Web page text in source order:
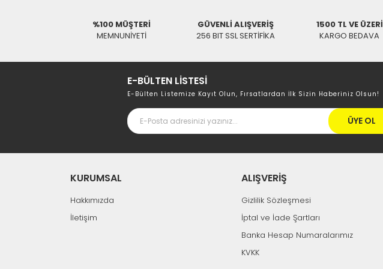
%100 MÜŞTERİ
MEMNUNİYETİ
GÜVENLİ ALIŞVERİŞ
256 BIT SSL SERTİFİKA
1500 TL VE ÜZERİ
KARGO BEDAVA
E-BÜLTEN LİSTESİ
E-Bülten Listemize Kayıt Olun, Fırsatlardan İlk Sizin Haberiniz Olsun!
ÜYE OL
KURUMSAL
Hakkımızda
İletişim
ALIŞVERİŞ
Gizlilik Sözleşmesi
İptal ve İade Şartları
Banka Hesap Numaralarımız
KVKK